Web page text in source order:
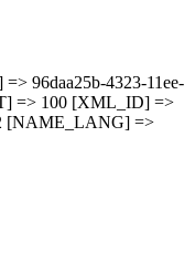
96daa25b-4323-11ee-
=> 100 [XML_ID] =>
[NAME_LANG] =>